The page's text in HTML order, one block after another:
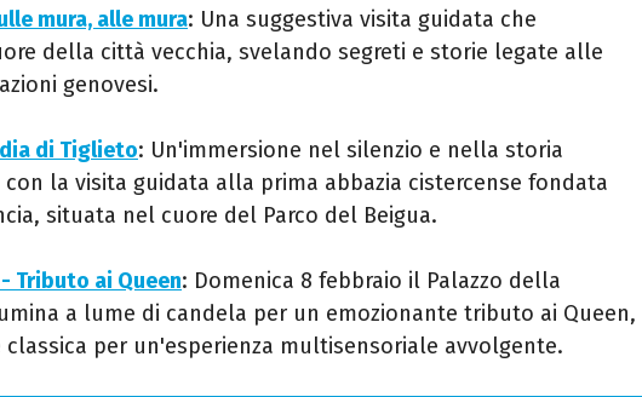
mura, alle mura: Una suggestiva visita guidata che
della città vecchia, svelando segreti e storie legate alle
genovesi.
di Tiglieto: Un'immersione nel silenzio e nella storia
la visita guidata alla prima abbazia cistercense fondata
situata nel cuore del Parco del Beigua.
Tributo ai Queen: Domenica 8 febbraio il Palazzo della
a lume di candela per un emozionante tributo ai Queen,
per un'esperienza multisensoriale avvolgente.